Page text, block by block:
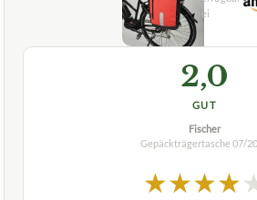
2,0
GUT
Fischer
Gepäckträgertasche 07/
★★★★